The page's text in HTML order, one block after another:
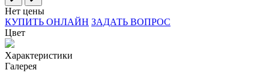
Нет цены
КУПИТЬ ОНЛАЙН ЗАДАТЬ ВОПРОС
Цвет
Характеристики
Галерея